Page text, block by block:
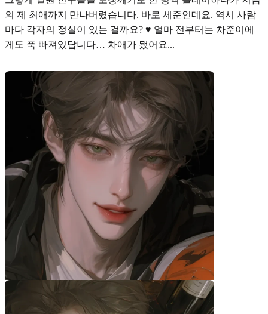
의 제 최애까지 만나버렸습니다. 바로 세준인데요. 역시 사람
마다 각자의 정실이 있는 걸까요? ♥︎ 얼마 전부터는 차준이에
게도 푹 빠져있답니다… 차애가 됐어요...